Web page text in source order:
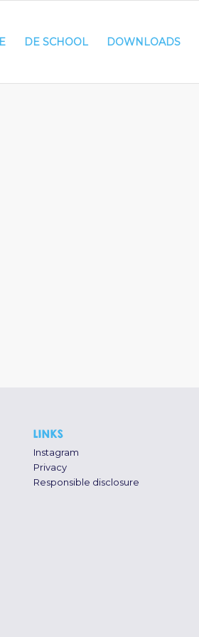
DE SCHOOL DOWNLOADS
LINKS
Instagram
Privacy
Responsible disclosure